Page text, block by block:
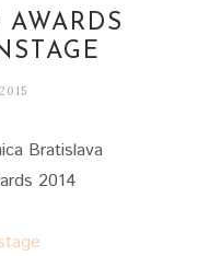
Bratislava
2014